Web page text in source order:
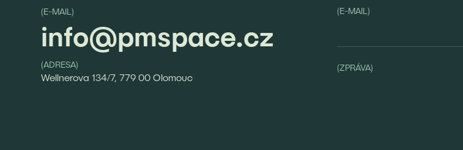
(E-MAIL)
info@pmspace.cz
(ADRESA)
Wellnerova 134/7, 779 00 Olomouc
(E-MAIL)
(ZPRÁVA)